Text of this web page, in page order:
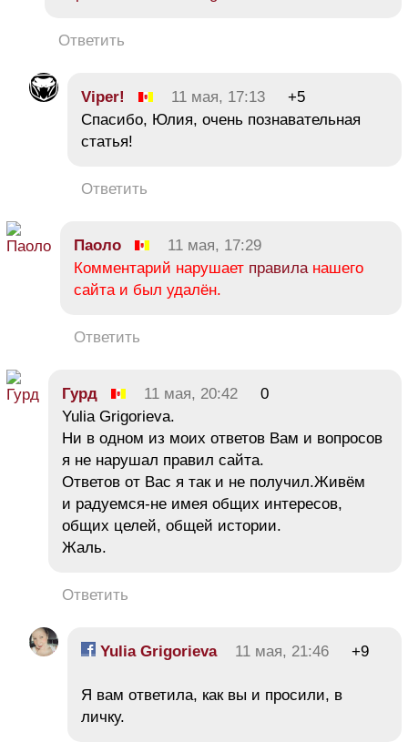
Ответить
Viper! 11 мая, 17:13
+5
Спасибо, Юлия, очень познавательная
статья!
Ответить
Паоло
11 мая, 17:29
Комментарий нарушает правиланашего
сайта и был удалён.
Ответить
Гурд 11 мая, 20:42
0
Yulia Grigorieva.
Ни в одном из моих ответов Вам и вопросов
я не нарушал правил сайта.
Ответов от Вас я так и не получил.Живём
и радуемся-не имея общих интересов,
общих целей, общей истории.
Жаль.
Ответить
Yulia Grigorieva 11 мая, 21:46 +9
Я вам ответила, как вы и просили, в
личку.